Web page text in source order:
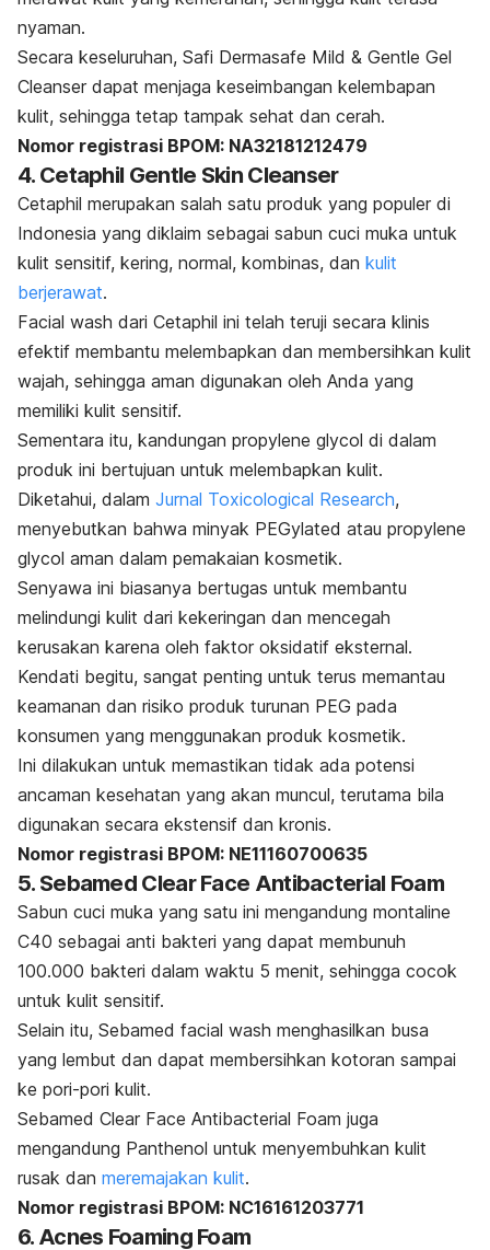
nyaman.
Secara keseluruhan, Safi Dermasafe Mild & Gentle Gel
Cleanser dapat menjaga keseimbangan kelembapan
kulit, sehingga tetap tampak sehat dan cerah.
Nomor registrasi BPOM: NA32181212479
4. Cetaphil Gentle Skin Cleanser
Cetaphil merupakan salah satu produk yang populer di
Indonesia yang diklaim sebagai sabun cuci muka untuk
kulit sensitif, kering, normal, kombinas, dan kulit
berjerawat.
Facial wash dari Cetaphil ini telah teruji secara klinis
efektif membantu melembapkan dan membersihkan kulit
wajah, sehingga aman digunakan oleh Anda yang
memiliki kulit sensitif.
Sementara itu, kandungan propylene glycol di dalam
produk ini bertujuan untuk melembapkan kulit.
Diketahui, dalam Jurnal Toxicological Research,
menyebutkan bahwa minyak PEGylated atau propylene
glycol aman dalam pemakaian kosmetik.
Senyawa ini biasanya bertugas untuk membantu
melindungi kulit dari kekeringan dan mencegah
kerusakan karena oleh faktor oksidatif eksternal.
Kendati begitu, sangat penting untuk terus memantau
keamanan dan risiko produk turunan PEG pada
konsumen yang menggunakan produk kosmetik.
Ini dilakukan untuk memastikan tidak ada potensi
ancaman kesehatan yang akan muncul, terutama bila
digunakan secara ekstensif dan kronis.
Nomor registrasi BPOM: NE11160700635
5. Sebamed Clear Face Antibacterial Foam
Sabun cuci muka yang satu ini mengandung montaline
C40 sebagai anti bakteri yang dapat membunuh
100.000 bakteri dalam waktu 5 menit, sehingga cocok
untuk kulit sensitif.
Selain itu, Sebamed facial wash menghasilkan busa
yang lembut dan dapat membersihkan kotoran sampai
ke pori-pori kulit.
Sebamed Clear Face Antibacterial Foam juga
mengandung Panthenol untuk menyembuhkan kulit
rusak dan meremajakan kulit.
Nomor registrasi BPOM: NC16161203771
6. Acnes Foaming Foam